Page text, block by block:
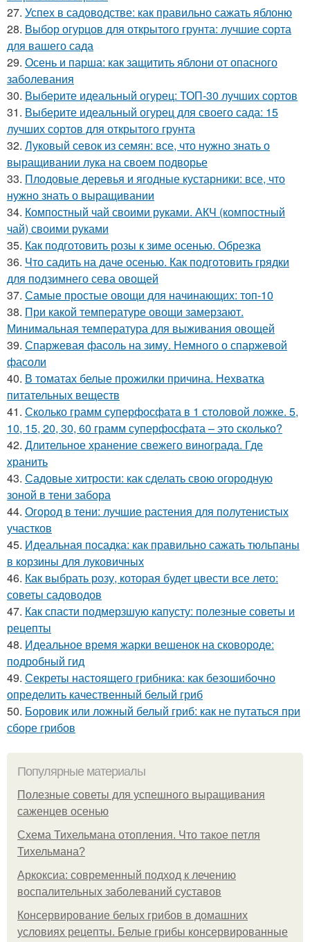
27. Успех в садоводстве: как правильно сажать яблоню
28. Выбор огурцов для открытого грунта: лучшие сорта
для вашего сада
29. Осень и парша: как защитить яблони от опасного
заболевания
30. Выберите идеальный огурец: ТОП-30 лучших сортов
31. Выберите идеальный огурец для своего сада: 15
лучших сортов для открытого грунта
32. Луковый севок из семян: все, что нужно знать о
выращивании лука на своем подворье
33. Плодовые деревья и ягодные кустарники: все, что
нужно знать о выращивании
34. Компостный чай своими руками. АКЧ (компостный
чай) своими руками
35. Как подготовить розы к зиме осенью. Обрезка
36. Что садить на даче осенью. Как подготовить грядки
для подзимнего сева овощей
37. Самые простые овощи для начинающих: топ-10
38. При какой температуре овощи замерзают.
Минимальная температура для выживания овощей
39. Спаржевая фасоль на зиму. Немного о спаржевой
фасоли
40. В томатах белые прожилки причина. Нехватка
питательных веществ
41. Сколько грамм суперфосфата в 1 столовой ложке. 5,
10, 15, 20, 30, 60 грамм суперфосфата – это сколько?
42. Длительное хранение свежего винограда. Где
хранить
43. Садовые хитрости: как сделать свою огородную
зоной в тени забора
44. Огород в тени: лучшие растения для полутенистых
участков
45. Идеальная посадка: как правильно сажать тюльпаны
в корзины для луковичных
46. Как выбрать розу, которая будет цвести все лето:
советы садоводов
47. Как спасти подмерзшую капусту: полезные советы и
рецепты
48. Идеальное время жарки вешенок на сковороде:
подробный гид
49. Секреты настоящего грибника: как безошибочно
определить качественный белый гриб
50. Боровик или ложный белый гриб: как не путаться при
сборе грибов
Популярные материалы
Полезные советы для успешного выращивания
саженцев осенью
Схема Тихельмана отопления. Что такое петля
Тихельмана?
Аркоксиа: современный подход к лечению
воспалительных заболеваний суставов
Консервирование белых грибов в домашних
условиях рецепты. Белые грибы консервированные